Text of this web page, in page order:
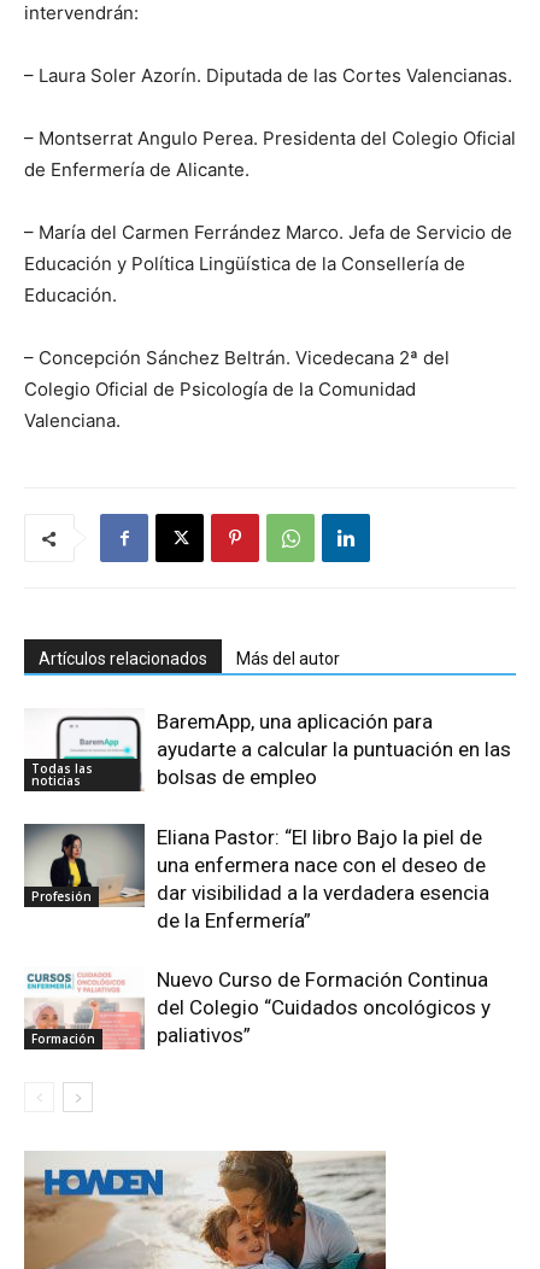
intervendrán:
– Laura Soler Azorín. Diputada de las Cortes Valencianas.
– Montserrat Angulo Perea. Presidenta del Colegio Oficial
de Enfermería de Alicante.
– María del Carmen Ferrández Marco. Jefa de Servicio de
Educación y Política Lingüística de la Consellería de
Educación.
– Concepción Sánchez Beltrán. Vicedecana 2ª del
Colegio Oficial de Psicología de la Comunidad
Valenciana.
Artículos relacionados Más del autor
Todas las
noticias
BaremApp, una aplicación para
ayudarte a calcular la puntuación en las
bolsas de empleo
Profesión
Eliana Pastor: “El libro Bajo la piel de
una enfermera nace con el deseo de
dar visibilidad a la verdadera esencia
de la Enfermería”
Formación
Nuevo Curso de Formación Continua
del Colegio “Cuidados oncológicos y
paliativos”